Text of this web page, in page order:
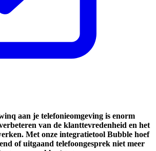
aan je telefonieomgeving is enorm
van de klanttevredenheid en het
Met onze integratietool Bubble hoef
of uitgaand telefoongesprek niet meer